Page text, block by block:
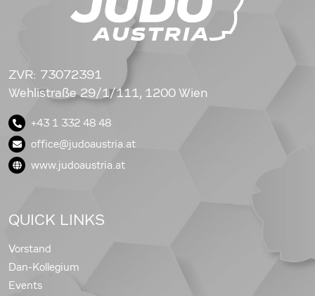
ZVR: 73072391
Wehlistraße 29/1/111, 1200 Wien
+43 1 332 48 48
office@judoaustria.at
www.judoaustria.at
QUICK LINKS
Vorstand
Dan-Kollegium
Events